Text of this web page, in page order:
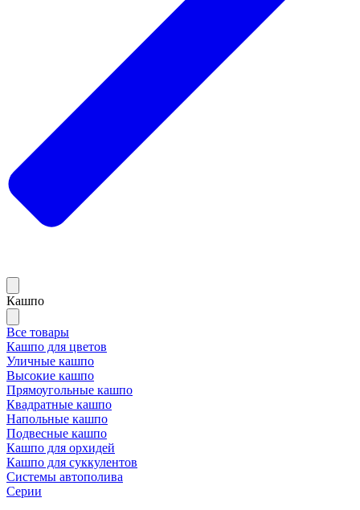
Кашпо
Все товары
Кашпо для цветов
Уличные кашпо
Высокие кашпо
Прямоугольные кашпо
Квадратные кашпо
Напольные кашпо
Подвесные кашпо
Кашпо для орхидей
Кашпо для суккулентов
Системы автополива
Серии